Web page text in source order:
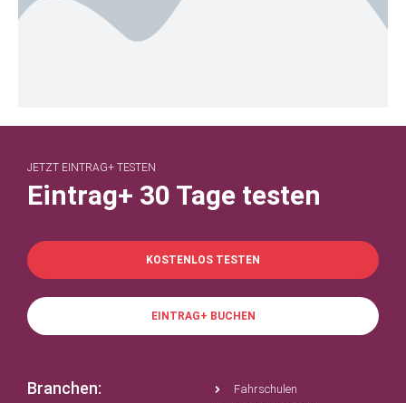
JETZT EINTRAG+ TESTEN
Eintrag+ 30 Tage testen
KOSTENLOS TESTEN
EINTRAG+ BUCHEN
Branchen:
Fahrschulen